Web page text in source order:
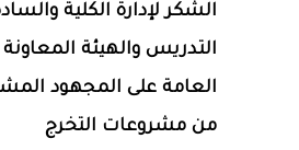
الشكر لإدارة الكلية
التدريس والهيئة
العامة على المجهود
من مشروعات التخرج